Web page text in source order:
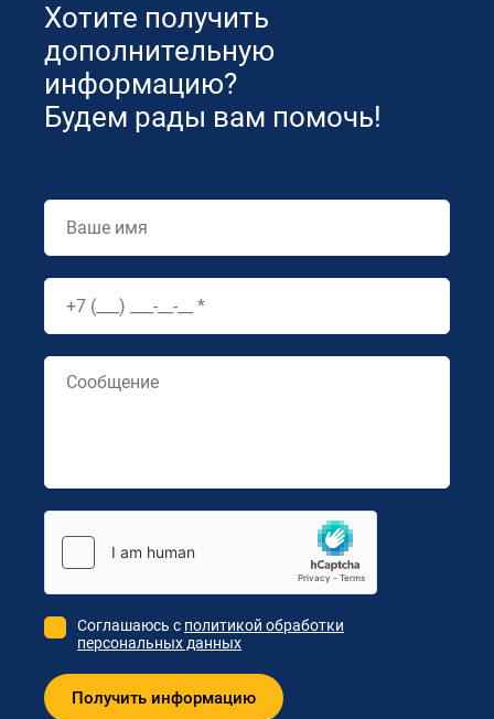
Хотите получить
дополнительную
информацию?
Будем рады вам помочь!
Соглашаюсь с политикой обработки
персональных данных